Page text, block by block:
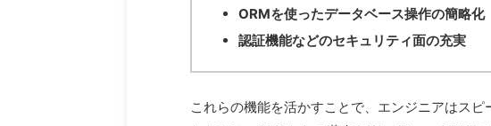
ORMを使ったデータベース操作の簡略化
認証機能などのセキュリティ面の充実
これらの機能を活かすことで、エンジニアはス